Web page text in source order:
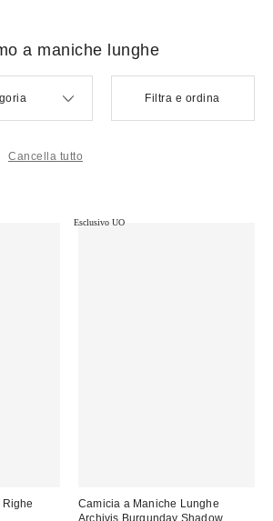
a maniche lunghe
Filtra e ordina
Cancella tutto
Esclusivo UO
Camicia a Maniche Lunghe
Archivis Burgunday Shadow